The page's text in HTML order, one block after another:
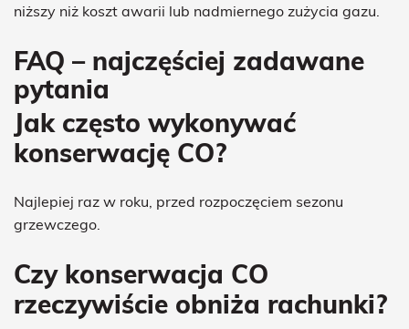
niższy niż koszt awarii lub nadmiernego zużycia gazu.
FAQ – najczęściej zadawane
pytania
Jak często wykonywać
konserwację CO?
Najlepiej raz w roku, przed rozpoczęciem sezonu
grzewczego.
Czy konserwacja CO
rzeczywiście obniża rachunki?